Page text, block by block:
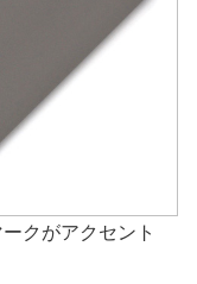
クがアクセント